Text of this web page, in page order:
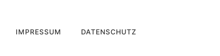
IMPRESSUM DATENSCHUTZ